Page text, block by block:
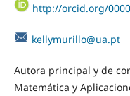
http://orcid.org/
kellymurillo@ua.pt
Autora principal y de
Matemática y